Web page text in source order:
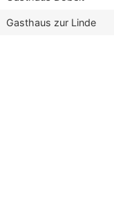
Gasthaus zur Linde